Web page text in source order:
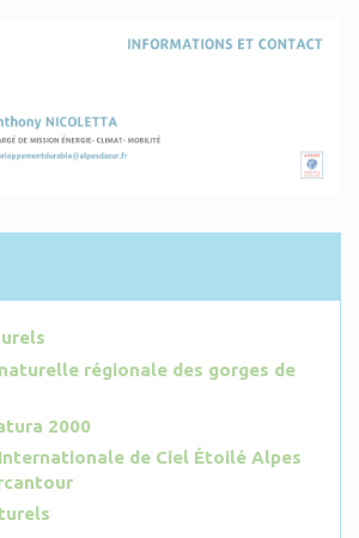
régionale des gorges de
2000
de Ciel Étoilé Alpes